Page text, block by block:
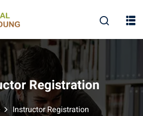
Registration
Instructor Registration